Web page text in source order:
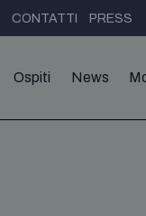
CONTATTI PRESS
Ospiti News